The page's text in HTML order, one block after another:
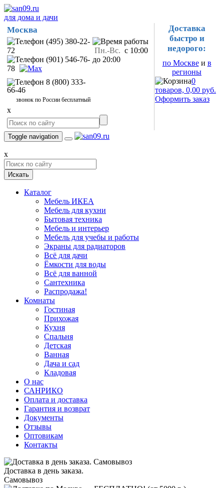
для дома и дачи
Москва
(495) 380-22-
72
(901) 546-76-
78
8 (800) 333-
66-46
звонок по России бесплатный
Пн.-Вс. с 10:00
до 20:00
x
Доставка
быстро и
недорого:
по Москвеи в
регионы
0
товаров, 0,00 руб.
Оформить заказ
Toggle navigation
x
Искать
Каталог
Мебель ИКЕА
Мебель для кухни
Бытовая техника
Мебель и интерьер
Мебель для учебы и работы
Экраны для радиаторов
Всё для дачи
Ёмкости для воды
Всё для ванной
Сантехника
Распродажа!
Комнаты
Гостиная
Прихожая
Кухня
Спальня
Детская
Ванная
Дача и сад
Кладовая
О нас
САНРИКО
Оплата и доставка
Гарантия и возврат
Документы
Отзывы
Оптовикам
Контакты
Доставка в день заказа.
Самовывоз